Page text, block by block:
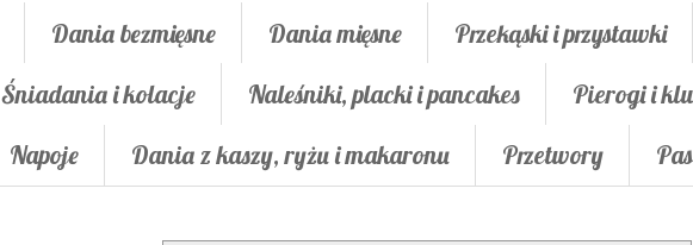
Dania bezmięsne Dania mięsne
Przekąski i przystawki
Śniadania i kolacje Naleśniki, placki i pancakes
Pierogi i
Napoje Dania z kaszy, ryżu i makaronu Przetwory